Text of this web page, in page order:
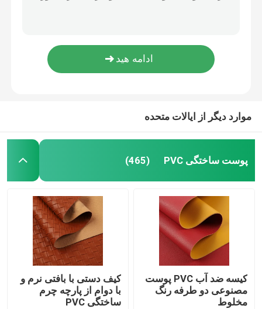
پارچه از چرم سیلیکونی
کورک وگان PU پوست مصنوعی دوستانه برای کیف دستی و چمدان
موارد دیگر از ایالات متحده
پوست ساختگی PVC (465)
کیسه ضد آب PVC پوست
مصنوعی دو طرفه رنگ
مخلوط
کیف دستی با بافتی نرم و
با دوام از پارچه چرم
ساختگی PVC